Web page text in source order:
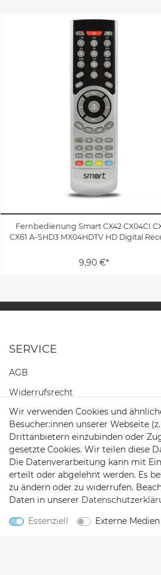
Fernbedienung Smart CX42 CX04CI
CX61 A-SHD3 MX04HDTV HD Digital
9,90 €*
SERVICE
AGB
Widerrufs­recht
Daten­schutz­erklärung
Impressum
Kontakt
Barrierefreiheitserklärung
Widerrufs­formular
Wir verwenden Cookies und
Besucher:innen unserer Webseite
Drittanbietern einzubinden oder
gesetzte Cookies. Wir teilen diese
Die Datenverarbeitung kann mit
erteilt oder abgelehnt werden. Es
zu ändern oder zu widerrufen.
Daten in unserer
Essenziell
Externe Medien